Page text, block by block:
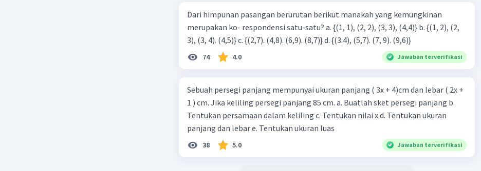
Dari himpunan pasangan berurutan berikut.manakah yang kemungkinan
merupakan ko- respondensi satu-satu? a. {(1, 1), (2, 2), (3, 3), (4,4)} b. {(1, 2), (2,
3), (3, 4). (4,5)} c. {(2,7). (4,8). (6,9). (8,7)} d. {(3.4), (5,7). (7, 9). (9,6)}
74 4.0 Jawaban terverifikasi
Sebuah persegi panjang mempunyai ukuran panjang ( 3x + 4)cm dan lebar ( 2x +
1 ) cm. Jika keliling persegi panjang 85 cm. a. Buatlah sket persegi panjang b.
Tentukan persamaan dalam keliling c. Tentukan nilai x d. Tentukan ukuran
panjang dan lebar e. Tentukan ukuran luas
38 5.0 Jawaban terverifikasi